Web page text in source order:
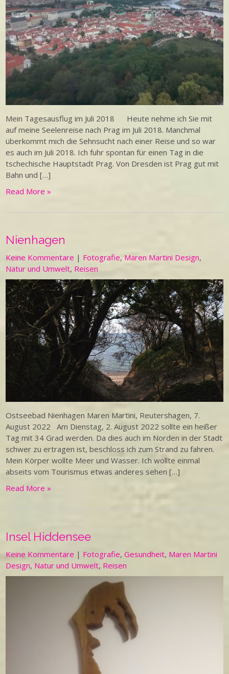
Mein Tagesausflug im Juli 2018 Heute nehme ich Sie mit
auf meine Seelenreise nach Prag im Juli 2018. Manchmal
überkommt mich die Sehnsucht nach einer Reise und so war
es auch im Juli 2018. Ich fuhr spontan für einen Tag in die
tschechische Hauptstadt Prag. Von Dresden ist Prag gut mit
Bahn und […]
Read More »
Nienhagen
Keine Kommentare | Fotografie, Maren Martini Design,
Natur und Umwelt, Reisen
Ostseebad Nienhagen Maren Martini, Reutershagen, 7.
August 2022 Am Dienstag, 2. August 2022 sollte ein heißer
Tag mit 34 Grad werden. Da dies auch im Norden in der Stadt
schwer zu ertragen ist, beschloss ich zum Strand zu fahren.
Mein Körper wollte Meer und Wasser. Ich wollte einmal
abseits vom Tourismus etwas anderes sehen […]
Read More »
Insel Hiddensee
Keine Kommentare | Fotografie,Gesundheit, Maren Martini
Design, Natur und Umwelt, Reisen